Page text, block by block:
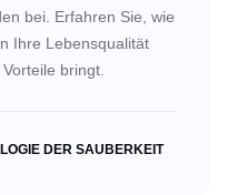
bei. Erfahren Sie, wie
Ihre Lebensqualität
bringt.
DER SAUBERKEIT